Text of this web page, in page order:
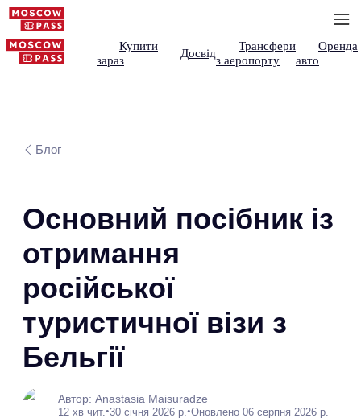
Купити
зараз
Досвід
Трансфери
з аеропорту
Оренда
авто
Блог
Основний посібник із
отримання
російської
туристичної візи з
Бельгії
Автор: Anastasia Maisuradze
12 хв чит. •30 січня 2026 р. •Оновлено 06 серпня 2026 р.